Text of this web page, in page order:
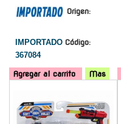
Origen:
IMPORTADO Código:
367084
Agregar al carrito Mas